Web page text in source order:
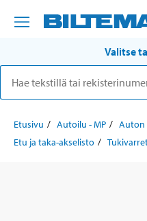
Valitse
Etusivu Autoilu - MP Auton
Etu ja taka-akselisto